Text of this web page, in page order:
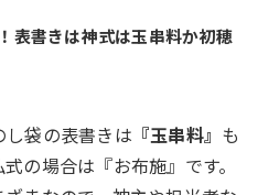
表書きは神式は玉串料か初穂
し袋の表書きは 『玉串料』 も
の場合は『お布施』です。